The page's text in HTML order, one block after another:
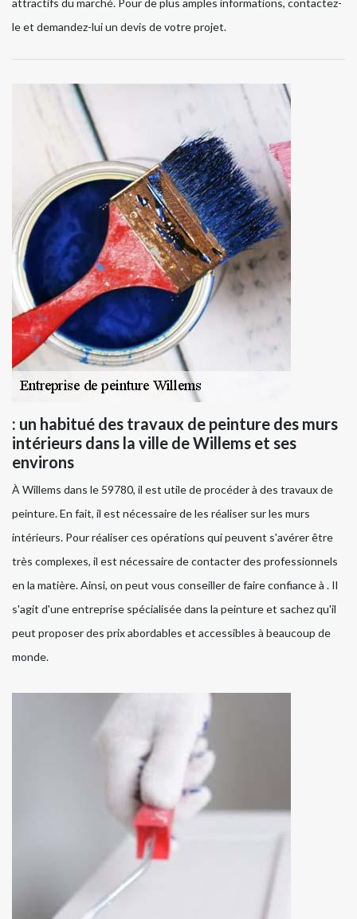
attractifs du marché. Pour de plus amples informations, contactez-
le et demandez-lui un devis de votre projet.
: un habitué des travaux de peinture des murs
intérieurs dans la ville de Willems et ses
environs
À Willems dans le 59780, il est utile de procéder à des travaux de
peinture. En fait, il est nécessaire de les réaliser sur les murs
intérieurs. Pour réaliser ces opérations qui peuvent s'avérer être
très complexes, il est nécessaire de contacter des professionnels
en la matière. Ainsi, on peut vous conseiller de faire confiance à . Il
s'agit d'une entreprise spécialisée dans la peinture et sachez qu'il
peut proposer des prix abordables et accessibles à beaucoup de
monde.